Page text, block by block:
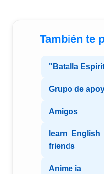
También te
"Batalla
Grupo de
Amigos
learn
friends
Anime ia